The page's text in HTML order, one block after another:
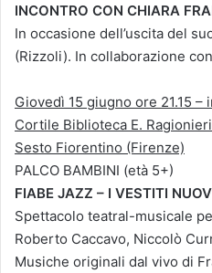
INCONTRO CON CHIARA
In occasione dell’uscita del
(Rizzoli). In collaborazione
Giovedì 15 giugno ore 21.15 –
Cortile Biblioteca E.
Sesto Fiorentino (Firenze)
PALCO BAMBINI (età 5+)
FIABE JAZZ – I VESTITI
Spettacolo teatral-musicale
Roberto Caccavo, Niccolò
Musiche originali dal vivo di